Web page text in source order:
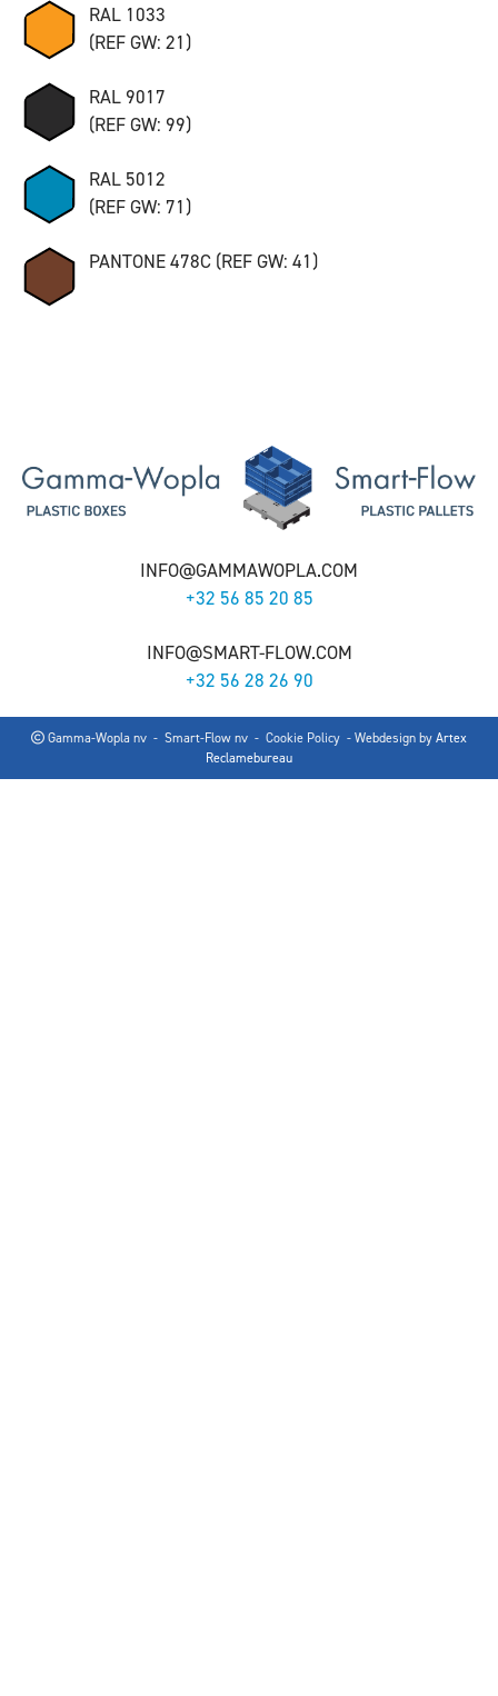
RAL 1033
(REF GW: 21)
RAL 9017
(REF GW: 99)
RAL 5012
(REF GW: 71)
PANTONE 478C (REF GW: 41)
INFO@GAMMAWOPLA.COM
+32 56 85 20 85
INFO@SMART-FLOW.COM
+32 56 28 26 90
Gamma-Wopla nv - Smart-Flow nv - Cookie Policy - Webdesign byArtex
Reclamebureau